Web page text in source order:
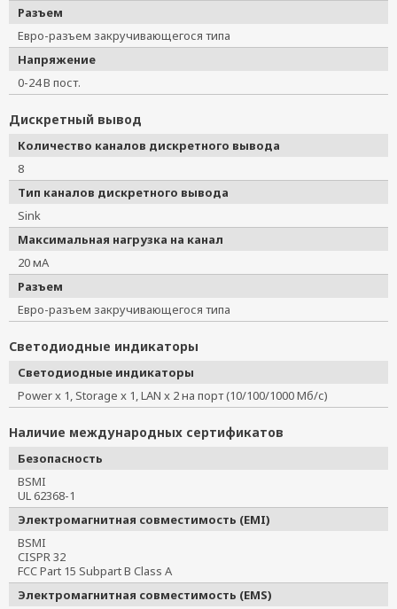
Разъем
Евро-разъем закручивающегося типа
Напряжение
0-24 В пост.
Дискретный вывод
Количество каналов дискретного вывода
8
Тип каналов дискретного вывода
Sink
Максимальная нагрузка на канал
20 мА
Разъем
Евро-разъем закручивающегося типа
Светодиодные индикаторы
Светодиодные индикаторы
Power x 1, Storage x 1, LAN x 2 на порт (10/100/1000 Мб/с)
Наличие международных сертификатов
Безопасность
BSMI
UL 62368-1
Электромагнитная совместимость (EMI)
BSMI
CISPR 32
FCC Part 15 Subpart B Class A
Электромагнитная совместимость (EMS)